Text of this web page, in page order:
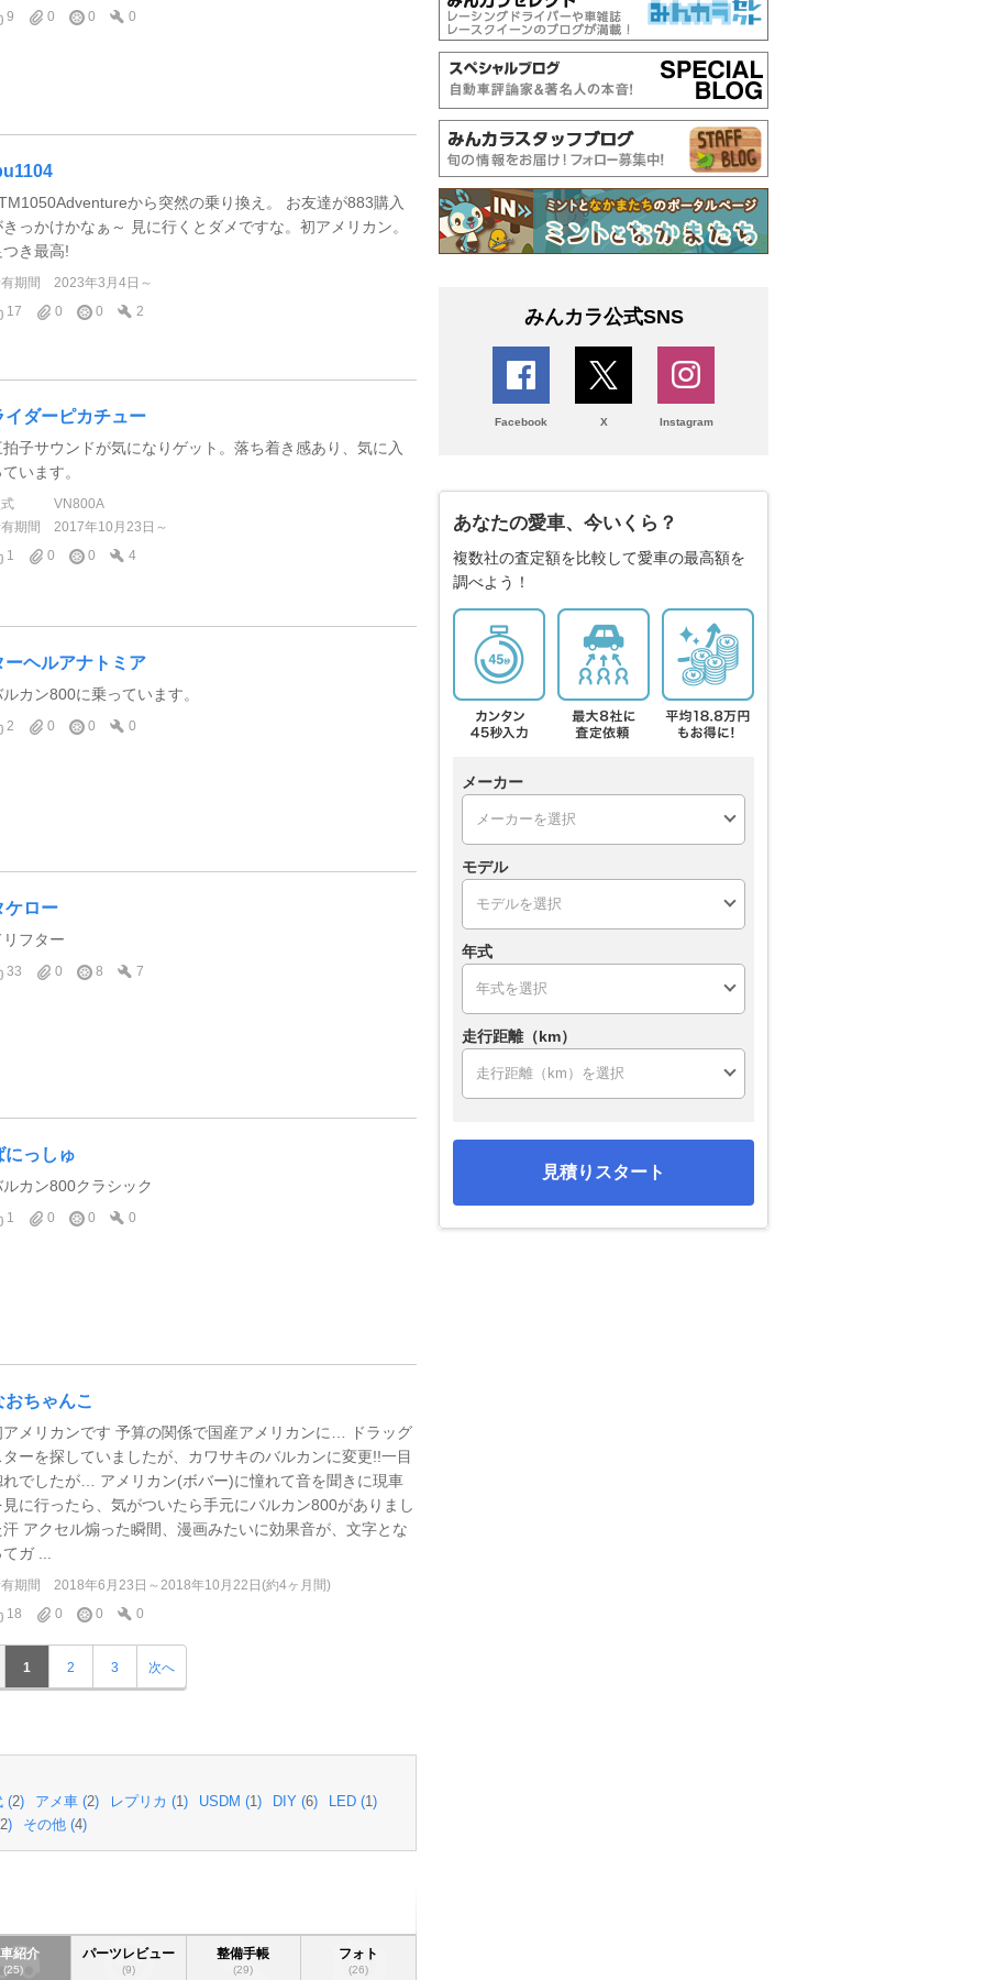
9
0 0 0
から突然の乗り換え。 お友達が883購入
きっかけかなぁ～ 見に行くとダメですな。初アメリカン。
つき最高!
期間
2023年3月4日～
17
0 0 2
イダーピカチュー
拍子サウンドが気になりゲット。落ち着き感あり、気に入
います。
VN800A
期間
2017年10月23日～
1
0 0 4
ーヘルアナトミア
カン800に乗っています。
2 0 0 0
ケロー
リフター
33 0 8 7
にっしゅ
ルカン800クラシック
1 0 0 0
おちゃんこ
アメリカンです 予算の関係で国産アメリカンに… ドラッグ
ターを探していましたが、カワサキのバルカンに変更!!一目
れでしたが… アメリカン(ボバー)に憧れて音を聞きに現車
見に行ったら、気がついたら手元にバルカン800がありまし
汗 アクセル煽った瞬間、漫画みたいに効果音が、文字とな
ガ ...
期間
2018年6月23日～2018年10月22日(約4ヶ月間)
18
0 0 0
1 2 3 次へ
(2) アメ車 (2) レプリカ (1 ) USDM (1 ) DIY (6) LED (1 )
2) その他 (4)
紹介
(25)
パーツレビュー
(9)
整備手帳
(29)
フォト
(26)
みんカラ公式SNS
Facebook X Instagram
あなたの愛車、今いくら？
複数社の査定額を比較して愛車の最高額を
調べよう！
メーカー
モデル
年式
走行距離（km）
見積りスタート